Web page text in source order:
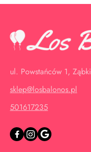
ul. Powstańców 1, Ząbki
sklep@losbalonos.pl
501617235